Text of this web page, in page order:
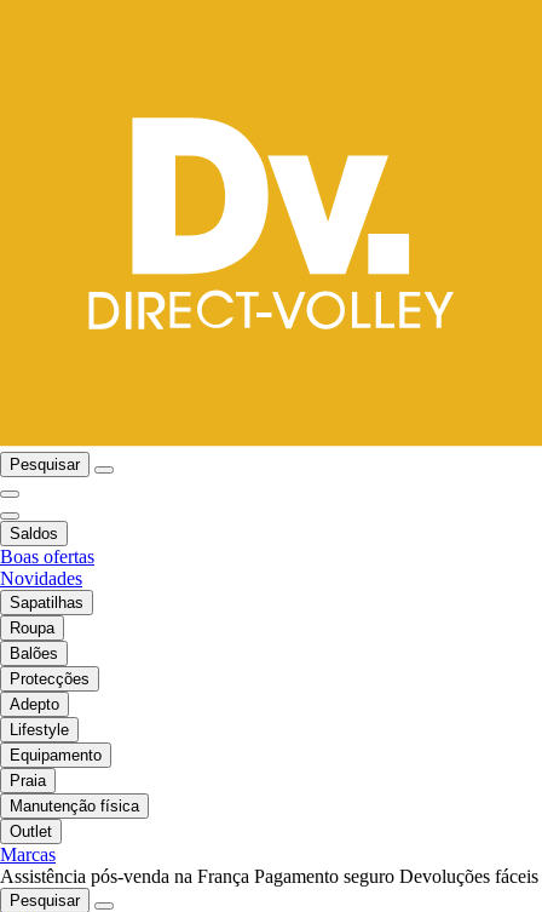
Pesquisar
Saldos
Boas ofertas
Novidades
Sapatilhas
Roupa
Balões
Protecções
Adepto
Lifestyle
Equipamento
Praia
Manutenção física
Outlet
Marcas
Assistência pós-venda na França Pagamento seguro Devoluções fáceis
Pesquisar